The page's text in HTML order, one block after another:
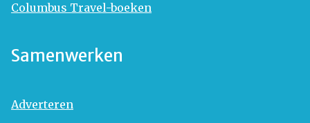
Columbus Travel-boeken
Samenwerken
Adverteren